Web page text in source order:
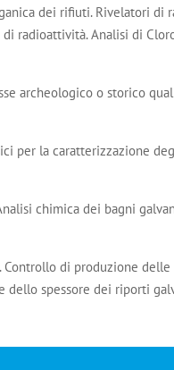
dei rifiuti. Rivelatori di
radioattività. Analisi di
archeologico o storico
per la caratterizzazione
chimica dei bagni
di produzione delle
dello spessore dei riporti